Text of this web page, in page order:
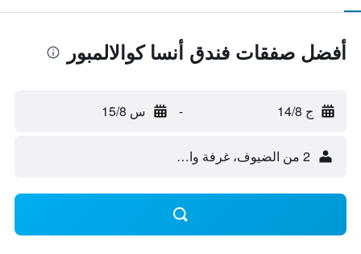
أفضل صفقات فندق أنسا كوالالمبور
ج 14/8 - س 15/8
2 من الضيوف، غرفة واحدة